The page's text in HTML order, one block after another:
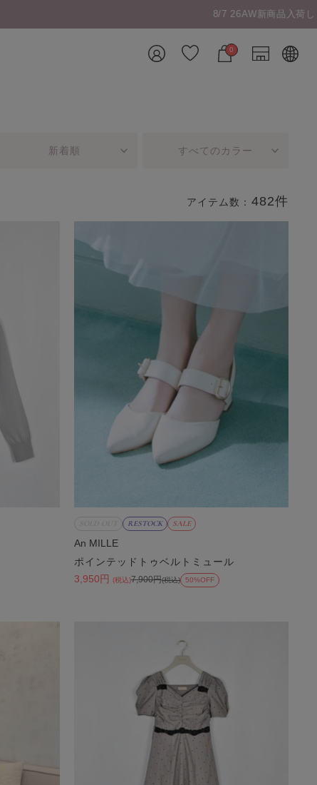
0
新着順 すべてのカラー
アイテム数： 482件
RESTOCK SALE
An MILLE
ポインテッドトゥベルトミュール
3,950円
(税込)7,900円(税込) 50%OFF